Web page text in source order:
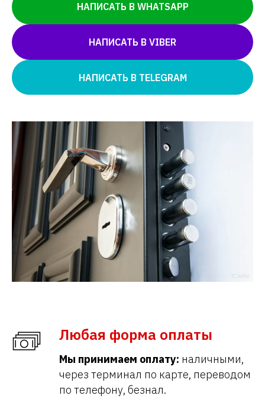
НАПИСАТЬ В WHATSAPP
НАПИСАТЬ В VIBER
НАПИСАТЬ В TELEGRAM
Любая форма оплаты
Мы принимаем оплату: наличными,
через терминал по карте, переводом
по телефону, безнал.